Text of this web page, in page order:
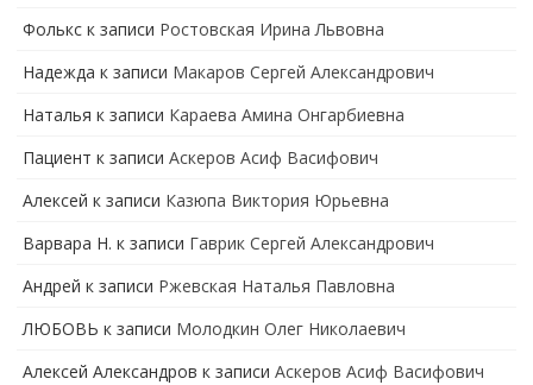
Фолькс к записи Ростовская Ирина Львовна
Надежда к записи Макаров Сергей Александрович
Наталья к записи Караева Амина Онгарбиевна
Пациент к записи Аскеров Асиф Васифович
Алексей к записи Казюпа Виктория Юрьевна
Варвара Н. к записи Гаврик Сергей Александрович
Андрей к записи Ржевская Наталья Павловна
ЛЮБОВЬ к записи Молодкин Олег Николаевич
Алексей Александров к записи Аскеров Асиф Васифович